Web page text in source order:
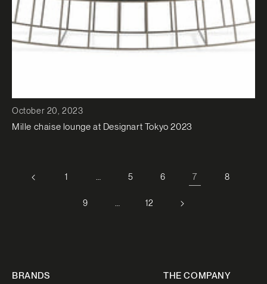
October 20, 2023
Mille chaise lounge at Designart Tokyo 2023
1 … 5 6 7 8
9 … 12
BRANDS THE COMPANY